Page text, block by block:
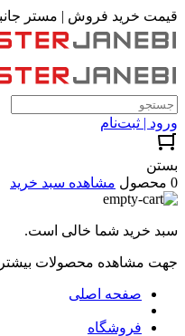
قیمت خرید فروش | مستر
ورود | ثبت‌نام
بستن
0 محصول
مشاهده سبد خرید
سبد خرید شما خالی است.
جهت مشاهده محصولات بیشتر
صفحه اصلی
فروشگاه